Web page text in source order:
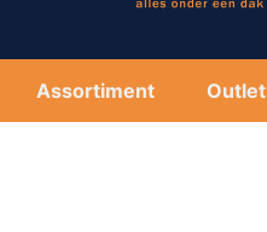
Assortiment Outlet